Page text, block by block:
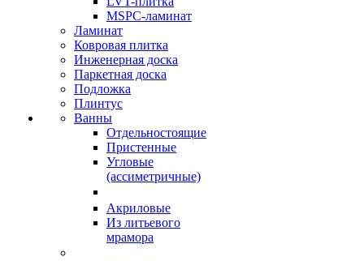
MSPC-ламинат
Ламинат
Ковровая плитка
Инженерная доска
Паркетная доска
Подложка
Плинтус
Ванны
Отдельностоящие
Пристенные
Угловые
(ассиметричные)
Акриловые
Из литьевого
мрамора